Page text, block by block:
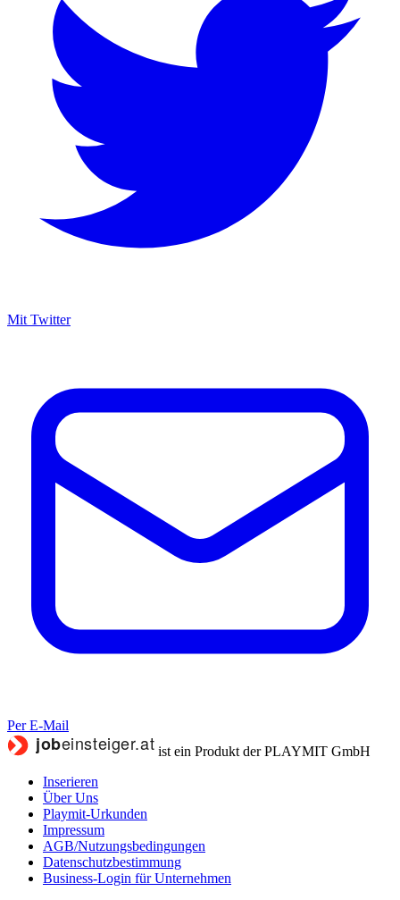
Mit Twitter
Per E-Mail
ist ein Produkt der PLAYMIT GmbH
Inserieren
Über Uns
Playmit-Urkunden
Impressum
AGB/Nutzungsbedingungen
Datenschutzbestimmung
Business-Login für Unternehmen